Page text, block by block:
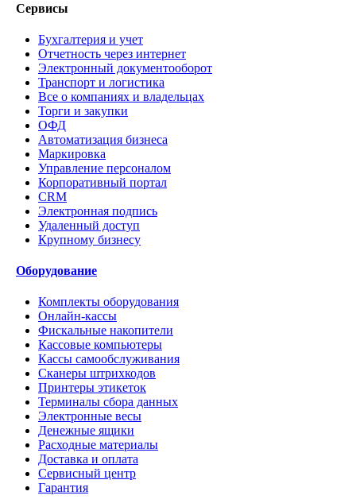
Сервисы
Бухгалтерия и учет
Отчетность через интернет
Электронный документооборот
Транспорт и логистика
Все о компаниях и владельцах
Торги и закупки
ОФД
Автоматизация бизнеса
Маркировка
Управление персоналом
Корпоративный портал
CRM
Электронная подпись
Удаленный доступ
Крупному бизнесу
Оборудование
Комплекты оборудования
Онлайн-кассы
Фискальные накопители
Кассовые компьютеры
Кассы самообслуживания
Сканеры штрихкодов
Принтеры этикеток
Терминалы сбора данных
Электронные весы
Денежные ящики
Расходные материалы
Доставка и оплата
Сервисный центр
Гарантия